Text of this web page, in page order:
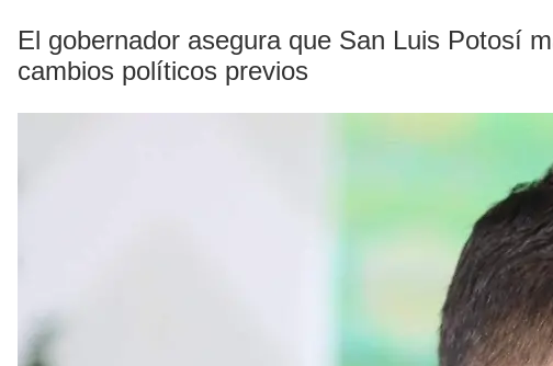
El gobernador asegura que San Luis Potosí
cambios políticos previos